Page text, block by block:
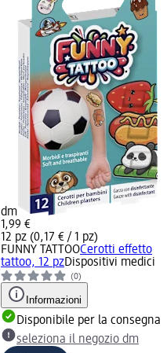
dm
1,99 €
12 pz (0,17 € / 1 pz)
FUNNY TATTOOCerotti effetto
tattoo, 12 pzDispositivi medici
(0)
Informazioni
Disponibile per la consegna
seleziona il negozio dm